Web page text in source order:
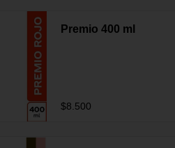
Premio 400 ml
$8.500